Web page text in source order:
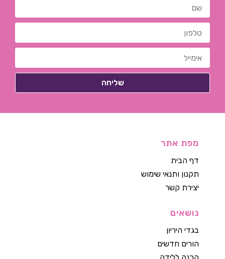
מפת אתר
דף הבית
תקנון ותנאי שימוש
יצירת קשר
נושאים
בגדי היריון
הורים חדשים